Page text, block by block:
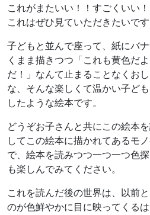
これがまたいい！！すごくいい！
これはぜひ見ていただきたいです
子どもと並んで座って、紙にバ
くまま描きつつ「これも黄色だ
だ！」なんて止まることなくお
な、そんな楽しくて温かい子ど
したような絵本です。
どうぞお子さんと共にこの絵本
してこの絵本に描かれてあるモ
で、絵本を読みつつ一つ一つ色
も楽しんでみてください。
これを読んだ後の世界は、以前
のが色鮮やかに目に映ってくるは